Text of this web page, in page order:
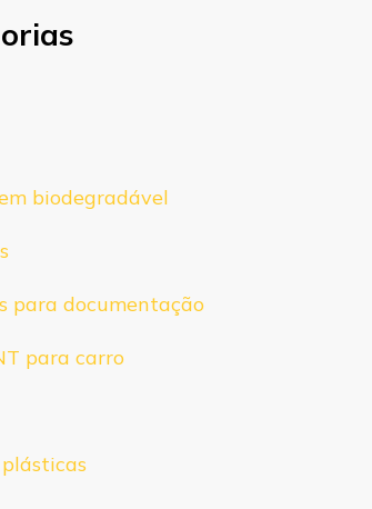
biodegradável
para documentação
para carro